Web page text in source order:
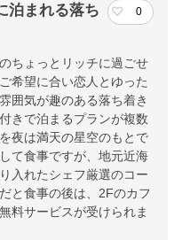
泊まれる落ち
0
ちょっとリッチに過ごせ
希望に合い恋人とゆった
囲気が趣のある落ち着き
きで泊まるプランが複数
夜は満天の星空のもとで
て食事ですが、地元近海
入れたシェフ厳選のコー
と食事の後は、2Fのカフ
料サービスが受けられま